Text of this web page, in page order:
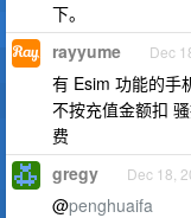
下。
rayyume Dec
有 Esim 功能的手
不按充值金额扣
费
gregy Dec 18,
@penghuaifa